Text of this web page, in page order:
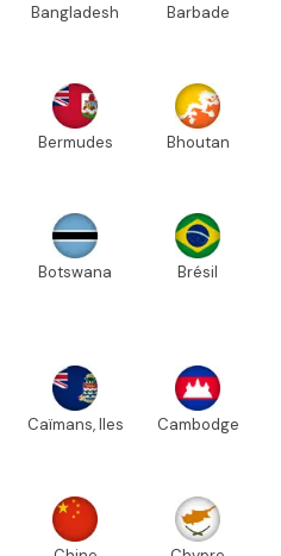
Bangladesh Barbade
Bermudes Bhoutan
Botswana Brésil
Caïmans, Iles Cambodge